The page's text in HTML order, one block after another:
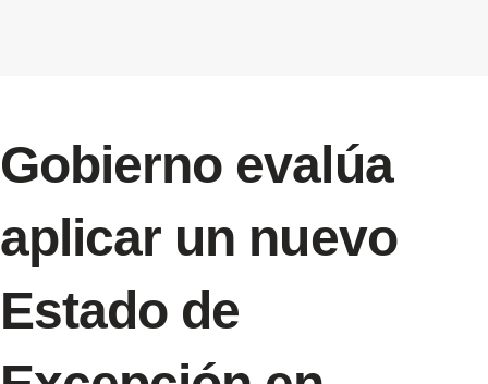
Gobierno evalúa
aplicar un nuevo
Estado de